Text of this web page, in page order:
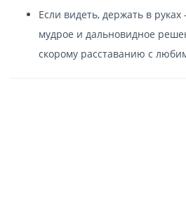
Если видеть, держать в руках
мудрое и дальновидное
скорому расставанию с